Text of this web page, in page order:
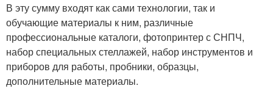
В эту сумму входят как сами технологии, так и
обучающие материалы к ним, различные
профессиональные каталоги, фотопринтер с СНПЧ,
набор специальных стеллажей, набор инструментов и
приборов для работы, пробники, образцы,
дополнительные материалы.